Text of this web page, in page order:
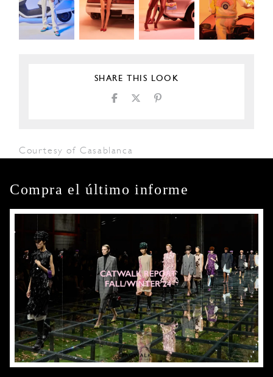
SHARE THIS LOOK
Courtesy of Casablanca
Compra el último informe